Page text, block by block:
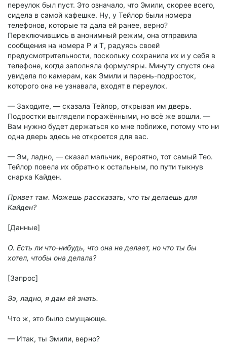
переулок был пуст. Это означало, что Эмили, скорее всего,
сидела в самой кафешке. Ну, у Тейлор были номера
телефонов, которые та дала ей ранее, верно?
Переключившись в анонимный режим, она отправила
сообщения на номера Р и Т, радуясь своей
предусмотрительности, поскольку сохранила их и у себя в
телефоне, когда заполняла формуляры. Минуту спустя она
увидела по камерам, как Эмили и парень-подросток,
которого она не узнавала, входят в переулок.
— Заходите, — сказала Тейлор, открывая им дверь.
Подростки выглядели поражёнными, но всё же вошли. —
Вам нужно будет держаться ко мне поближе, потому что ни
одна дверь здесь не откроется для вас.
— Эм, ладно, — сказал мальчик, вероятно, тот самый Тео.
Тейлор повела их обратно к остальным, по пути тыкнув
снарка Кайден.
Привет там. Можешь рассказать, что ты делаешь для
Кайден?
[Данные]
О. Есть ли что-нибудь, что она не делает, но что ты бы
хотел, чтобы она делала?
[Запрос]
Ээ, ладно, я дам ей знать.
Что ж, это было смущающе.
— Итак, ты Эмили, верно?